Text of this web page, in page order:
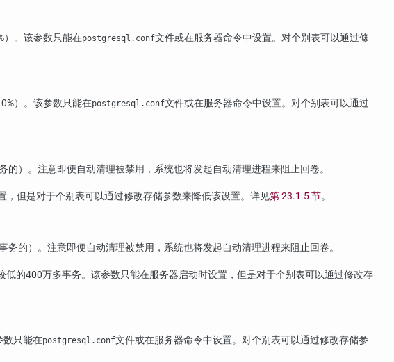
）。该参数只能在postgresql.conf文件或在服务器命令中设置。对个别表可以通过修
）。该参数只能在postgresql.conf文件或在服务器命令中设置。对个别表可以通过
的）。注意即便自动清理被禁用，系统也将发起自动清理进程来阻止回卷。
但是对于个别表可以通过修改存储参数来降低该设置。详见第 23.1.5 节。
务的）。注意即便自动清理被禁用，系统也将发起自动清理进程来阻止回卷。
的400万多事务。该参数只能在服务器启动时设置，但是对于个别表可以通过修改存
数只能在postgresql.conf文件或在服务器命令中设置。对个别表可以通过修改存储参